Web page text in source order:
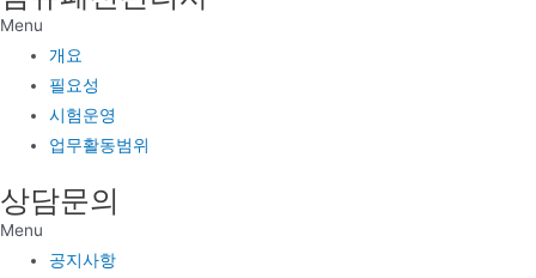
Menu
개요
필요성
시험운영
업무활동범위
상담문의
Menu
공지사항